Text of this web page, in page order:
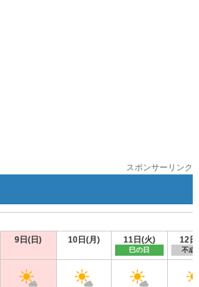
スポンサーリンク
9日(日) 10日(月) 11日(火)
巳の日
12日
不成